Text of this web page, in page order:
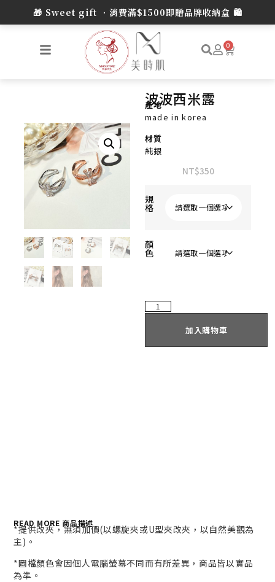
0
波波西米露
產地
made in korea
材質
純銀
NT$350
規
格
顏
色
加入購物車
READ MORE 商品描述
*提供改夾，無須加價(以螺旋夾或U型夾改夾，以自然美觀為
主)。
*圖檔顏色會因個人電腦螢幕不同而有所差異，商品皆以實品
為準。